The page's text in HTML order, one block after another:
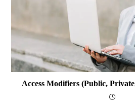
Access Modifiers (public,